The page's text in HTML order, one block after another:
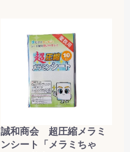
誠和商会 超圧縮メラミ
ンシート「メラミちゃ